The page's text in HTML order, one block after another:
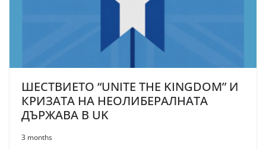
ШЕСТВИЕТО “UNITE THE KINGDOM” И
КРИЗАТА НА НЕОЛИБЕРАЛНАТА
ДЪРЖАВА В UK
3 months